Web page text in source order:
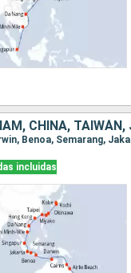
CHINA, TAIWÁN,
incluidas